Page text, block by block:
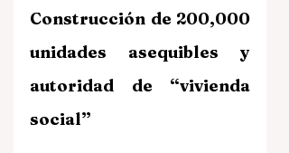
Construcción de 200,000
unidades asequibles y
autoridad de “vivienda
social”